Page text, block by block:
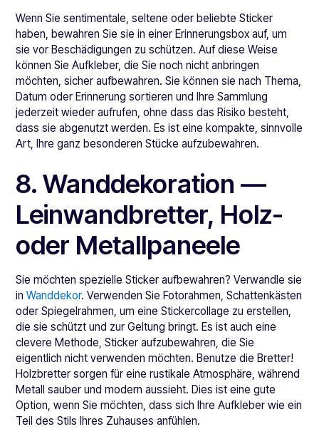
Wenn Sie sentimentale, seltene oder beliebte Sticker
haben, bewahren Sie sie in einer Erinnerungsbox auf, um
sie vor Beschädigungen zu schützen. Auf diese Weise
können Sie Aufkleber, die Sie noch nicht anbringen
möchten, sicher aufbewahren. Sie können sie nach Thema,
Datum oder Erinnerung sortieren und Ihre Sammlung
jederzeit wieder aufrufen, ohne dass das Risiko besteht,
dass sie abgenutzt werden. Es ist eine kompakte, sinnvolle
Art, Ihre ganz besonderen Stücke aufzubewahren.
8. Wanddekoration —
Leinwandbretter, Holz-
oder Metallpaneele
Sie möchten spezielle Sticker aufbewahren? Verwandle sie
inWanddekor. Verwenden Sie Fotorahmen, Schattenkästen
oder Spiegelrahmen, um eine Stickercollage zu erstellen,
die sie schützt und zur Geltung bringt. Es ist auch eine
clevere Methode, Sticker aufzubewahren, die Sie
eigentlich nicht verwenden möchten. Benutze die Bretter!
Holzbretter sorgen für eine rustikale Atmosphäre, während
Metall sauber und modern aussieht. Dies ist eine gute
Option, wenn Sie möchten, dass sich Ihre Aufkleber wie ein
Teil des Stils Ihres Zuhauses anfühlen.